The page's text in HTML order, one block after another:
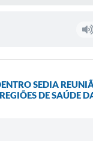
SEDIA
DE SAÚDE